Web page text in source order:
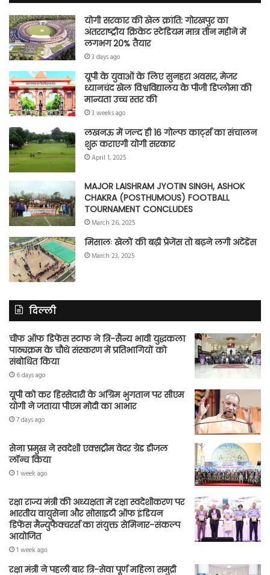
योगी सरकार की खेल क्रांति: गोरखपुर का
अंतरराष्ट्रीय क्रिकेट स्टेडियम मात्र तीन महीने में
लगभग 20% तैयार
3 days ago
यूपी के युवाओं के लिए सुनहरा अवसर, मेजर
ध्यानचंद खेल विश्वविद्यालय के पीजी डिप्लोमा की
मान्यता उच्च स्तर की
3 weeks ago
लखनऊ में जल्द ही 16 गोल्फ कार्ट्स का संचालन
शुरू कराएगी योगी सरकार
April 1, 2025
MAJOR LAISHRAM JYOTIN SINGH, ASHOK
CHAKRA (POSTHUMOUS) FOOTBALL
TOURNAMENT CONCLUDES
March 26, 2025
मिसालः खेलों की बढ़ी प्रेजेंस तो बढ़ने लगी अटेंडेंस
March 23, 2025
दिल्ली
चीफ ऑफ डिफेंस स्टाफ ने त्रि-सैन्य भावी युद्धकला
पाठ्यक्रम के चौथे संस्करण में प्रतिभागियों को
संबोधित किया
6 days ago
यूपी को कर हिस्सेदारी के अग्रिम भुगतान पर सीएम
योगी ने जताया पीएम मोदी का आभार
7 days ago
सेना प्रमुख ने स्वदेशी एक्सट्रीम वेदर ग्रेड डीजल
लॉन्च किया
1 week ago
रक्षा राज्य मंत्री की अध्यक्षता में रक्षा स्वदेशीकरण पर
भारतीय वायुसेना और सोसाइटी ऑफ इंडियन
डिफेंस मैन्युफैक्चरर्स का संयुक्त सेमिनार-संकल्प
आयोजित
1 week ago
रक्षा मंत्री ने पहली बार त्रि-सेवा पूर्ण महिला समुद्री